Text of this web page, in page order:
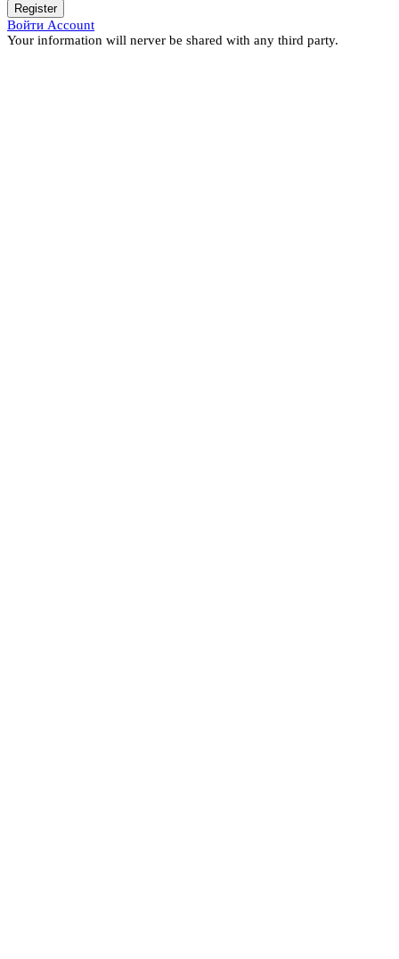
Register
Войти Account
Your information will nerver be shared with any third party.